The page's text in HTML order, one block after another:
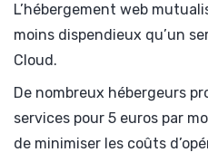
L’hébergement web
moins dispendieux qu’un
Cloud.
De nombreux hébergeurs
services pour 5 euros par
de minimiser les coûts